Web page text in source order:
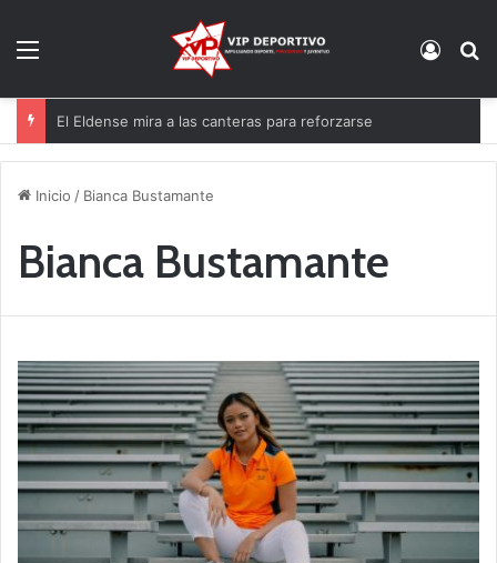
El Eldense mira a las canteras para reforzarse
Inicio / Bianca Bustamante
Bianca Bustamante